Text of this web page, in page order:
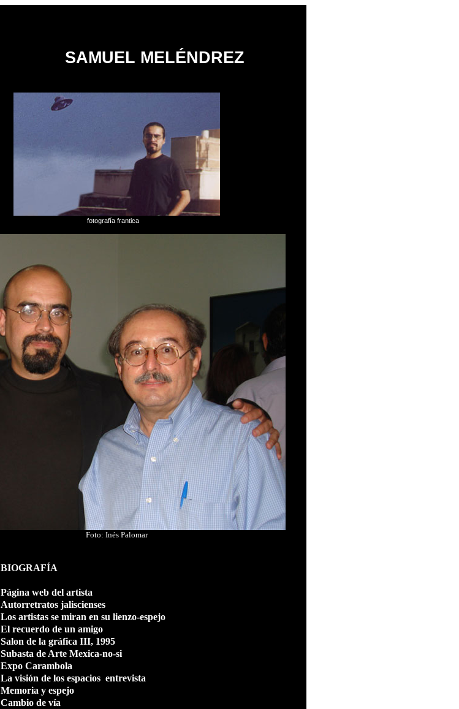
SAMUEL MELÉNDREZ
fotografía frantica
Foto: Inés Palomar
BIOGRAFÍA
Página web del artista
Autorretratos jaliscienses
Los artistas se miran en su lienzo-espejo
El recuerdo de un amigo
Salon de la gráfica III, 1995
Subasta de Arte Mexica-no-si
Expo Carambola
La visión de los espacios entrevista
Memoria y espejo
Cambio de vía